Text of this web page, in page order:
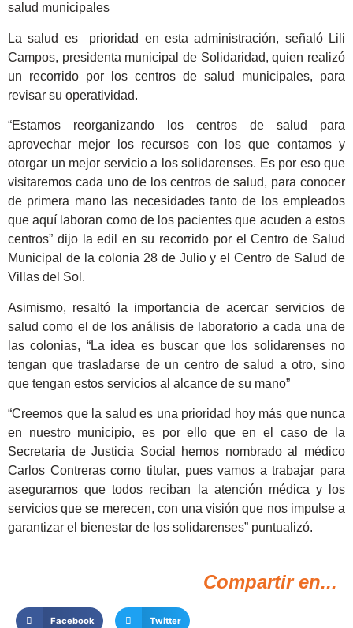
salud municipales
La salud es prioridad en esta administración, señaló Lili
Campos, presidenta municipal de Solidaridad, quien realizó
un recorrido por los centros de salud municipales, para
revisar su operatividad.
“Estamos reorganizando los centros de salud para
aprovechar mejor los recursos con los que contamos y
otorgar un mejor servicio a los solidarenses. Es por eso que
visitaremos cada uno de los centros de salud, para conocer
de primera mano las necesidades tanto de los empleados
que aquí laboran como de los pacientes que acuden a estos
centros” dijo la edil en su recorrido por el Centro de Salud
Municipal de la colonia 28 de Julio y el Centro de Salud de
Villas del Sol.
Asimismo, resaltó la importancia de acercar servicios de
salud como el de los análisis de laboratorio a cada una de
las colonias, “La idea es buscar que los solidarenses no
tengan que trasladarse de un centro de salud a otro, sino
que tengan estos servicios al alcance de su mano”
“Creemos que la salud es una prioridad hoy más que nunca
en nuestro municipio, es por ello que en el caso de la
Secretaria de Justicia Social hemos nombrado al médico
Carlos Contreras como titular, pues vamos a trabajar para
asegurarnos que todos reciban la atención médica y los
servicios que se merecen, con una visión que nos impulse a
garantizar el bienestar de los solidarenses” puntualizó.
Compartir en...
Facebook Twitter